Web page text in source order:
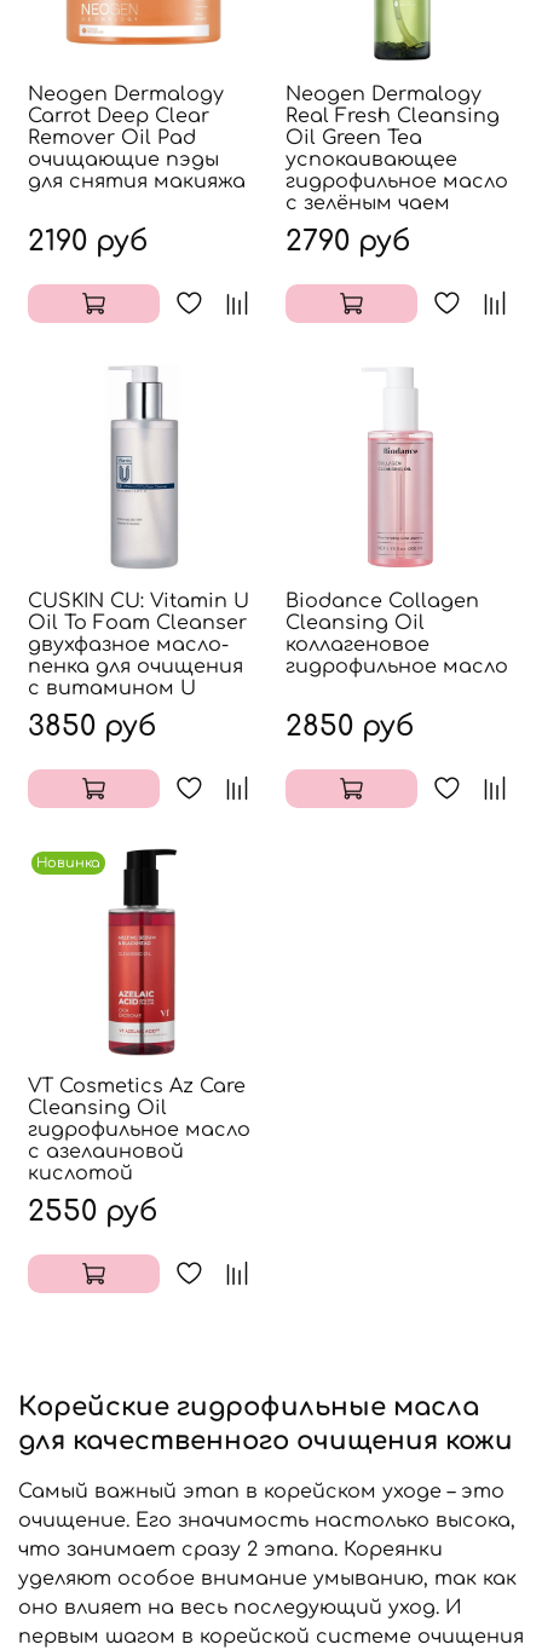
Neogen Dermalogy
Carrot Deep Clear
Remover Oil Pad
очищающие пэды
для снятия макияжа
2190 руб
Neogen Dermalogy
Real Fresh Cleansing
Oil Green Tea
успокаивающее
гидрофильное масло
с зелёным чаем
2790 руб
CUSKIN CU: Vitamin U
Oil To Foam Cleanser
двухфазное масло-
пенка для очищения
с витамином U
3850 руб
Biodance Collagen
Cleansing Oil
коллагеновое
гидрофильное масло
2850 руб
Новинка
VT Cosmetics Az Care
Cleansing Oil
гидрофильное масло
с азелаиновой
кислотой
2550 руб
Корейские гидрофильные масла
для качественного очищения кожи
Самый важный этап в корейском уходе – это
очищение. Его значимость настолько высока,
что занимает сразу 2 этапа. Кореянки
уделяют особое внимание умыванию, так как
оно влияет на весь последующий уход. И
первым шагом в корейской системе очищения